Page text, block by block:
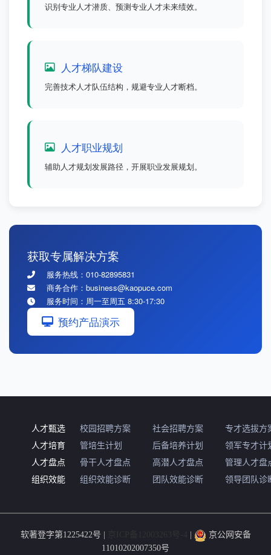
识别专业人才潜质、预测专业人才未来绩效。
人才梯队建设
完善技术人才队伍结构，规避专业人才断档。
人才职业规划
辅助人才规划发展路径，开展职业发展规划。
获取专属解决方案
服务热线：010-82895831
商务合作：business@kaopuce.com
服务时间：周一至周五 8:30-17:30
预约产品演示
人才甄选 校园招聘方案 社会招聘方案
专才选拔方
人才培育
管培生计划 后备培养计划
领军专才计
人才盘点
骨干人才盘点 高潜人才盘点
管理人才盘
组织效能
组织效能诊断 团队效能诊断 领导团队诊
软著登字第1225422号 |
京公网安备
11010202007350号